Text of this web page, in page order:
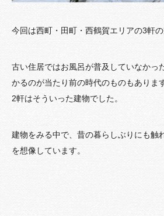
今回は西町・田町・西鶴賀エリアの3軒の
古い住居ではお風呂が普及していなかっ
かるのが当たり前の時代のものもありま
2軒はそういった建物でした。
建物をみる中で、昔の暮らしぶりにも触
を想像しています。